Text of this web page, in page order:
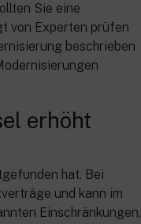
Sie eine
von Experten prüfen
beschrieben
erhöht
hat. Bei
und kann im
Einschränkungen,